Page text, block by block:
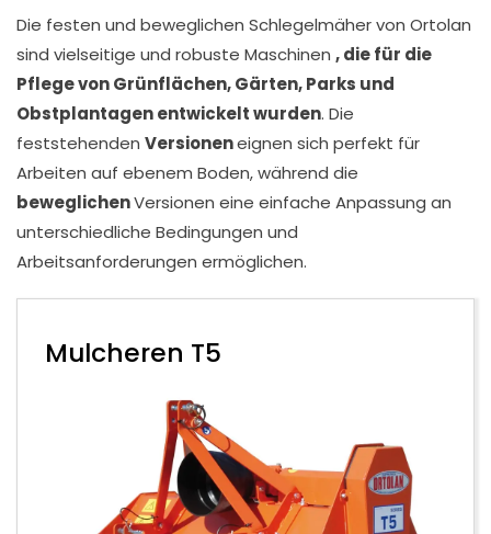
Die festen und beweglichen Schlegelmäher von Ortolan
sind vielseitige und robuste Maschinen , die für die
Pflege von Grünflächen, Gärten, Parks und
Obstplantagen entwickelt wurden. Die
feststehenden Versioneneignen sich perfekt für
Arbeiten auf ebenem Boden, während die
beweglichenVersionen eine einfache Anpassung an
unterschiedliche Bedingungen und
Arbeitsanforderungen ermöglichen.
Mulcheren T5